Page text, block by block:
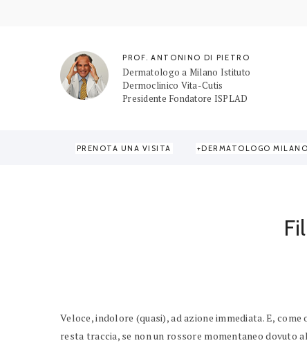
PROF. ANTONINO DI PIETRO
Dermatologo a Milano Istituto
Dermoclinico Vita-Cutis
Presidente Fondatore ISPLAD
PRENOTA UNA VISITA DERMATOLOGO MILANO
Veloce, indolore (quasi), ad azione immediata. E,
resta traccia, se non un rossore momentaneo